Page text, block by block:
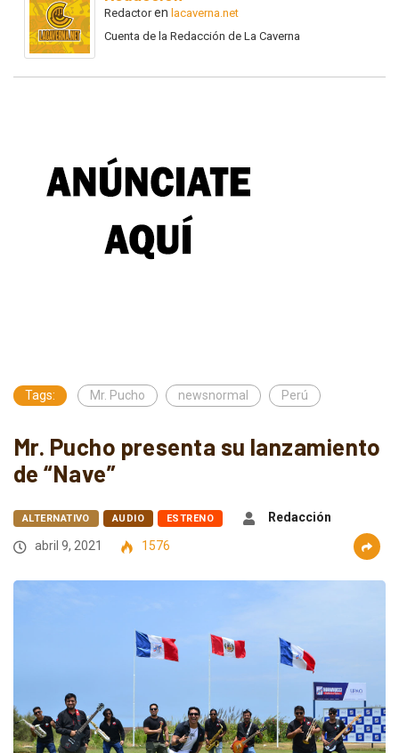
Redactoren lacaverna.net
Cuenta de la Redacción de La Caverna
Tags: Mr. Pucho newsnormal Perú
Mr. Pucho presenta su lanzamiento
de “Nave”
ALTERNATIVO AUDIO ESTRENO
Redacción
abril 9, 2021
1576